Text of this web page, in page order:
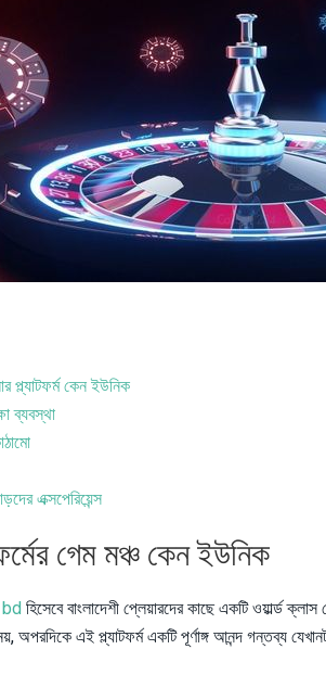
প্ল্যাটফর্ম কেন ইউনিক
ব্যবস্থা
এক্সপেরিয়েন্স
গেম মঞ্চ কেন ইউনিক
হিসেবে বাংলাদেশী প্লেয়ারদের কাছে একটি ওয়ার্ল্ড
অপরদিকে এই প্ল্যাটফর্ম একটি পূর্ণাঙ্গ আনন্দ গন্তব্য